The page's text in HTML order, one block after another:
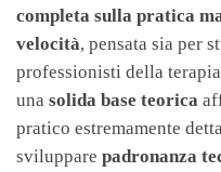
completa sulla pratica
velocità, pensata sia per
professionisti della
una solida base teorica
pratico estremamente
sviluppare padronanza